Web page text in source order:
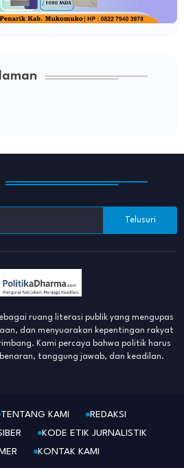
ruang literasi publik yang mengupas
dan menyuarakan kepentingan rakyat
Kami percaya bahwa politik harus
tanggung jawab, dan keadilan.
TENTANG KAMI
REDAKSI
KODE ETIK JURNALISTIK
KONTAK KAMI